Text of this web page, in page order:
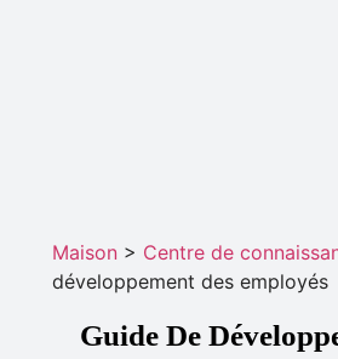
Maison> Centre de
développement des employés
Guide De